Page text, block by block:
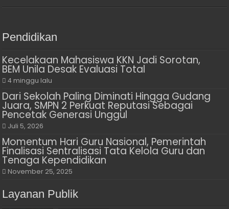
Pendidikan
Kecelakaan Mahasiswa KKN Jadi Sorotan,
BEM Unila Desak Evaluasi Total
4 minggu lalu
Dari Sekolah Paling Diminati Hingga Gudang
Juara, SMPN 2 Perkuat Reputasi Sebagai
Pencetak Generasi Unggul
Juli 5, 2026
Momentum Hari Guru Nasional, Pemerintah
Finalisasi Sentralisasi Tata Kelola Guru dan
Tenaga Kependidikan
November 25, 2025
Layanan Publik